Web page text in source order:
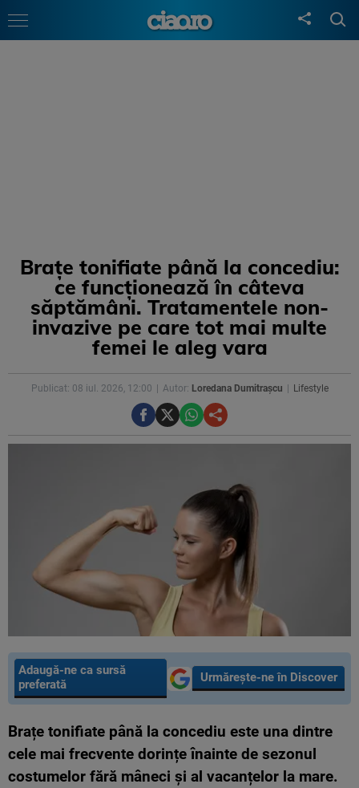
Brațe tonifiate până la concediu:
ce funcționează în câteva
săptămâni. Tratamentele non-
invazive pe care tot mai multe
femei le aleg vara
Publicat: 08 iul. 2026, 12:00 Autor: Loredana Dumitrașcu Lifestyle
Adaugă-ne ca sursă
preferată
Urmărește-ne în Discover
Brațe tonifiate până la concediu este una dintre
cele mai frecvente dorințe înainte de sezonul
costumelor fără mâneci și al vacanțelor la mare.